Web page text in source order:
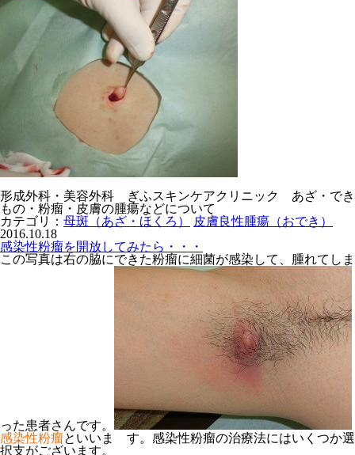
形成外科・美容外科 ぎふスキンケアクリニック あざ・でき
もの・粉瘤・皮膚の腫瘍などについて
カテゴリ： 母斑（あざ・ほくろ）
皮膚良性腫瘍（おでき）
2016.10.18
感染性粉瘤を開放してみたら・・・
この写真は右の脇にできた粉瘤に細菌が感染して、腫れてしま
った患者さんです。
感染性粉瘤といいま す。感染性粉瘤の治療法にはいくつか選
択支がございます。